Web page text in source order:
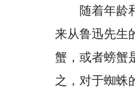
随着年龄
来从鲁迅先生
蟹，或者螃蟹
之，对于蜘蛛